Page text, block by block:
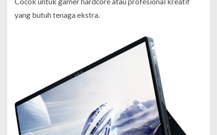
yang butuh tenaga ekstra.